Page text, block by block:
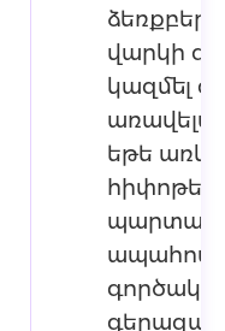
վարկի
կազմել
եթե